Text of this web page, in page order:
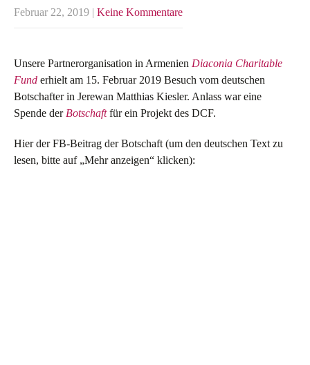
Februar 22, 2019 | Keine Kommentare
Unsere Partnerorganisation in Armenien Diaconia Charitable
Fund erhielt am 15. Februar 2019 Besuch vom deutschen
Botschafter in Jerewan Matthias Kiesler. Anlass war eine
Spende der Botschaftfür ein Projekt des DCF.
Hier der FB-Beitrag der Botschaft (um den deutschen Text zu
lesen, bitte auf „Mehr anzeigen“ klicken):